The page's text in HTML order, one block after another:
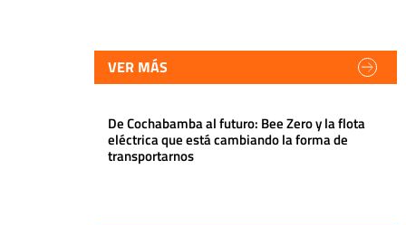
VER MÁS
De Cochabamba al futuro: Bee Zero y la flota
eléctrica que está cambiando la forma de
transportarnos